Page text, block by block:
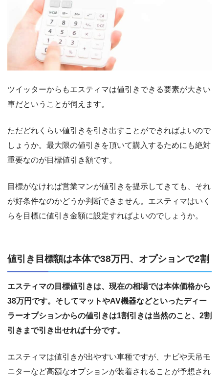
ツイッターからもエスティマは値引きできる要素が大きい
車だということが伺えます。
ただどれくらい値引きを引き出すことができればよいので
しょうか。最大限の値引きを頂いて購入するためにも絶対
重要なのが目標値引き額です。
目標がなければ営業マンが値引きを提示してきても、それ
が好条件なのかどうか判断できません。エスティマはいく
らを目標に値引き金額に設定すればよいのでしょうか。
値引き目標額は本体で38万円、オプションで2割
エスティマの目標値引きは、現在の相場では本体価格から
38万円です。そしてマットやAV機器などといったディー
ラーオプションからの値引きは1割引きは当然のこと、2割
引きまで引き出せれば十分です。
エスティマは値引きが出やすい車種ですが、ナビや天吊モ
ニターなど高額なオプションが装着されることが予想され